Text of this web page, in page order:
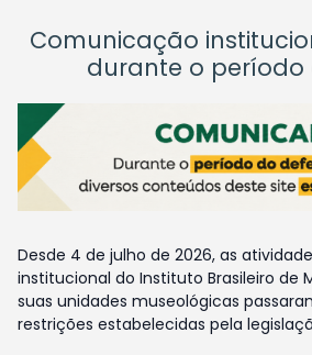
Comunicação
durante o período
Desde 4 de julho de 2026, as
institucional do Instituto Brasileiro de
suas unidades museológicas
restrições estabelecidas pela